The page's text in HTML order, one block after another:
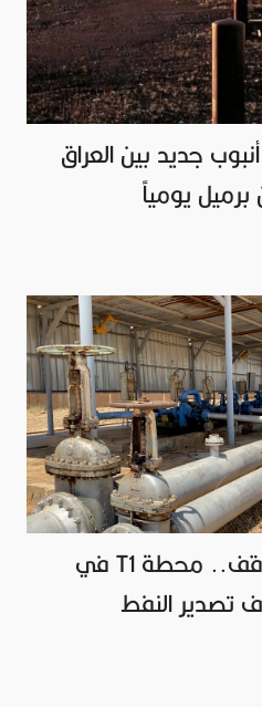
جديد بين العراق
يومياً
بعد 23 عاماً من التوقف.. محطة T1 في
تصدير النفط